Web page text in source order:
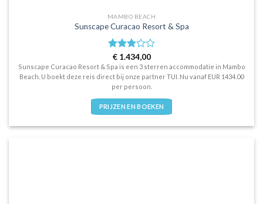
MAMBO BEACH
Sunscape Curacao Resort & Spa
Waardering
3uit 5
€1.434,00
Sunscape Curacao Resort & Spa is een 3 sterren accommodatie in Mambo
Beach. U boekt deze reis direct bij onze partner TUI. Nu vanaf EUR 1434.00
per persoon.
PRIJZEN EN BOEKEN